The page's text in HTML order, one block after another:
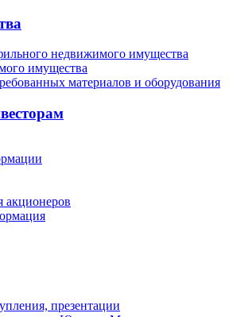
недвижимого имущества
имущества
материалов и оборудования
акционеров
презентации